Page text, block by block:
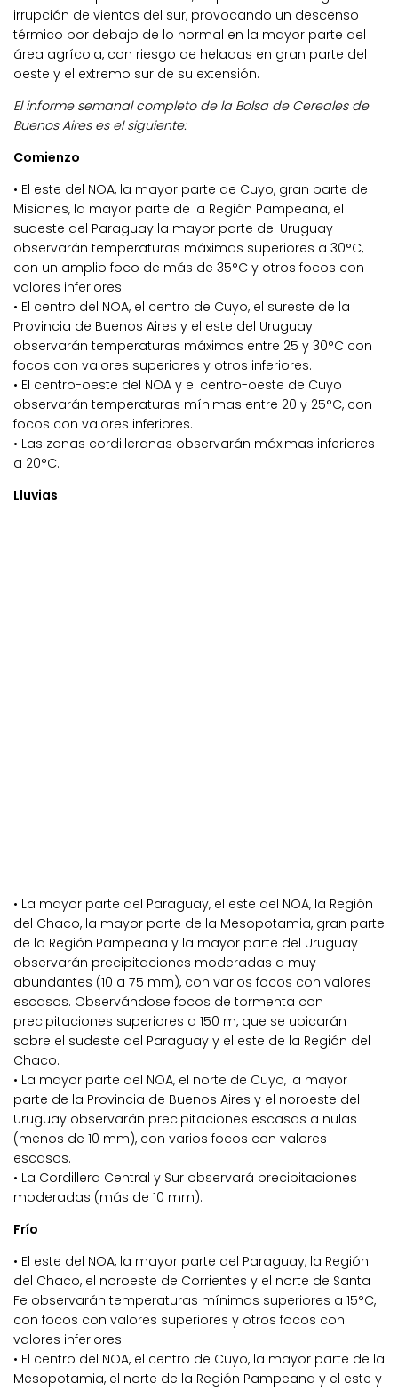
irrupción de vientos del sur, provocando un descenso
térmico por debajo de lo normal en la mayor parte del
área agrícola, con riesgo de heladas en gran parte del
oeste y el extremo sur de su extensión.
El informe semanal completo de la Bolsa de Cereales de
Buenos Aires es el siguiente:
Comienzo
• El este del NOA, la mayor parte de Cuyo, gran parte de
Misiones, la mayor parte de la Región Pampeana, el
sudeste del Paraguay la mayor parte del Uruguay
observarán temperaturas máximas superiores a 30°C,
con un amplio foco de más de 35°C y otros focos con
valores inferiores.
• El centro del NOA, el centro de Cuyo, el sureste de la
Provincia de Buenos Aires y el este del Uruguay
observarán temperaturas máximas entre 25 y 30°C con
focos con valores superiores y otros inferiores.
• El centro-oeste del NOA y el centro-oeste de Cuyo
observarán temperaturas mínimas entre 20 y 25°C, con
focos con valores inferiores.
• Las zonas cordilleranas observarán máximas inferiores
a 20°C.
Lluvias
• La mayor parte del Paraguay, el este del NOA, la Región
del Chaco, la mayor parte de la Mesopotamia, gran parte
de la Región Pampeana y la mayor parte del Uruguay
observarán precipitaciones moderadas a muy
abundantes (10 a 75 mm), con varios focos con valores
escasos. Observándose focos de tormenta con
precipitaciones superiores a 150 m, que se ubicarán
sobre el sudeste del Paraguay y el este de la Región del
Chaco.
• La mayor parte del NOA, el norte de Cuyo, la mayor
parte de la Provincia de Buenos Aires y el noroeste del
Uruguay observarán precipitaciones escasas a nulas
(menos de 10 mm), con varios focos con valores
escasos.
• La Cordillera Central y Sur observará precipitaciones
moderadas (más de 10 mm).
Frío
• El este del NOA, la mayor parte del Paraguay, la Región
del Chaco, el noroeste de Corrientes y el norte de Santa
Fe observarán temperaturas mínimas superiores a 15°C,
con focos con valores superiores y otros focos con
valores inferiores.
• El centro del NOA, el centro de Cuyo, la mayor parte de la
Mesopotamia, el norte de la Región Pampeana y el este y